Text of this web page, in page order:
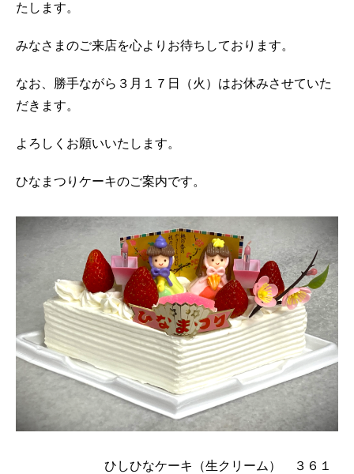
たします。
みなさまのご来店を心よりお待ちしております。
なお、勝手ながら３月１７日（火）はお休みさせていた
だきます。
よろしくお願いいたします。
ひなまつりケーキのご案内です。
ひしひなケーキ（生クリーム） ３６１